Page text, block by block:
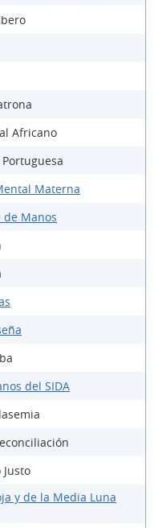
Africano
Materna
Manos
del SIDA
y de la Media Luna